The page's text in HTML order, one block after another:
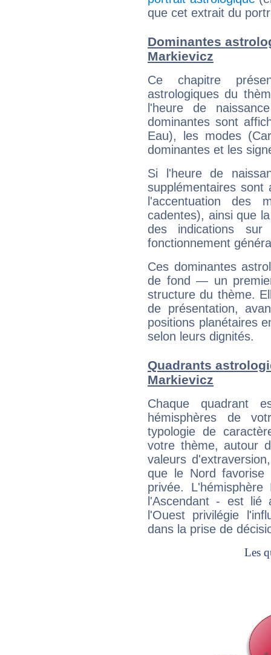
que cet extrait du
Dominantes
Markievicz
Ce chapitre
astrologiques du
l'heure de
dominantes sont
Eau), les modes
dominantes et les
Si l'heure de
supplémentaires sont
l'accentuation des
cadentes), ainsi que
des indications sur
fonctionnement
Ces dominantes
de fond — un
structure du thème.
de présentation,
positions planétaires
selon leurs dignités.
Quadrants
Markievicz
Chaque quadrant
hémisphères de
typologie de
votre thème, autour
valeurs
que le Nord favorise
privée.
l'Ascendant - est
l'Ouest privilégie
dans la prise de